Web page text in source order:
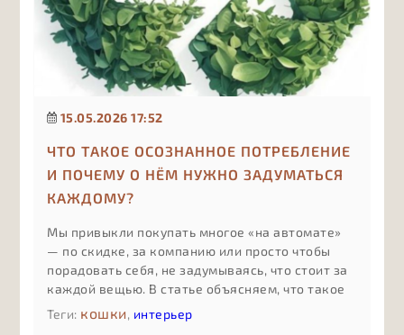
15.05.2026 17:52
ЧТО ТАКОЕ ОСОЗНАННОЕ ПОТРЕБЛЕНИЕ
И ПОЧЕМУ О НЁМ НУЖНО ЗАДУМАТЬСЯ
КАЖДОМУ?
Мы привыкли покупать многое «на автомате»
— по скидке, за компанию или просто чтобы
порадовать себя, не задумываясь, что стоит за
каждой вещью. В статье объясняем, что такое
осознанное потребление без сложных
терминов: как оно помогает экономить деньги,
Теги: кошки, интерьер